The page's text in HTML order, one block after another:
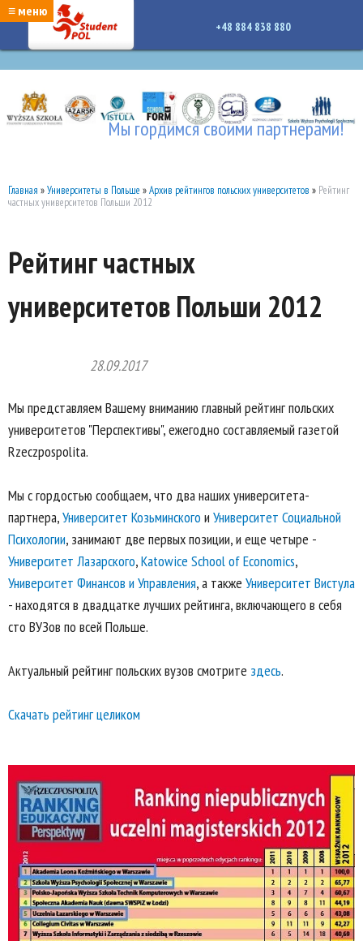
google-site-verification: google7a917c261df1566b.htmlgoogle-site-verification:
google7a917c261df1566b.html
≡ меню
+48 884 838 880
Мы гордимся своими партнерами!
Главная »Университеты в Польше »Архив рейтингов польских университетов » Рейтинг
частных университетов Польши 2012
Рейтинг частных
университетов Польши 2012
28.09.2017
Мы представляем Вашему вниманию главный рейтинг польских
университетов "Перспективы", ежегодно составляемый газетой
Rzeczpospolita.
Мы с гордостью сообщаем, что два наших университета-
партнера,Университет Козьминского и Университет Социальной
Психологии, занимают две первых позиции, и еще четыре -
Университет Лазарского,Katowice School of Economics,
Университет Финансов и Управления, а также Университет Вистула
- находятся в двадцатке лучших рейтинга, включающего в себя
сто ВУЗов по всей Польше.
Актуальный рейтинг польских вузов смотрите здесь.
Скачать рейтинг целиком